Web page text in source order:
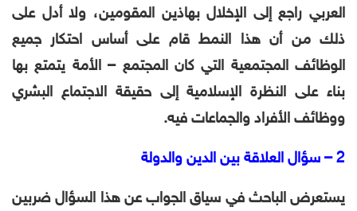
العربي راجع إلى الإخلال بهاذين المقومين، ولا أدل على
ذلك من أن هذا النمط قام على أساس احتكار جميع
الوظائف المجتمعية التي كان المجتمع – الأمة يتمتع بها
بناء على النظرة الإسلامية إلى حقيقة الاجتماع البشري
ووظائف الأفراد والجماعات فيه.
2 – سؤال العلاقة بين الدين والدولة
يستعرض الباحث في سياق الجواب عن هذا السؤال ضربين